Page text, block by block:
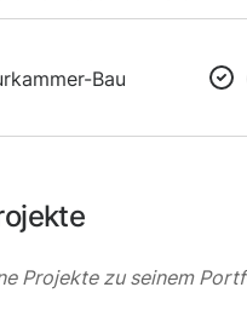
Bau
Projekte zu seinem